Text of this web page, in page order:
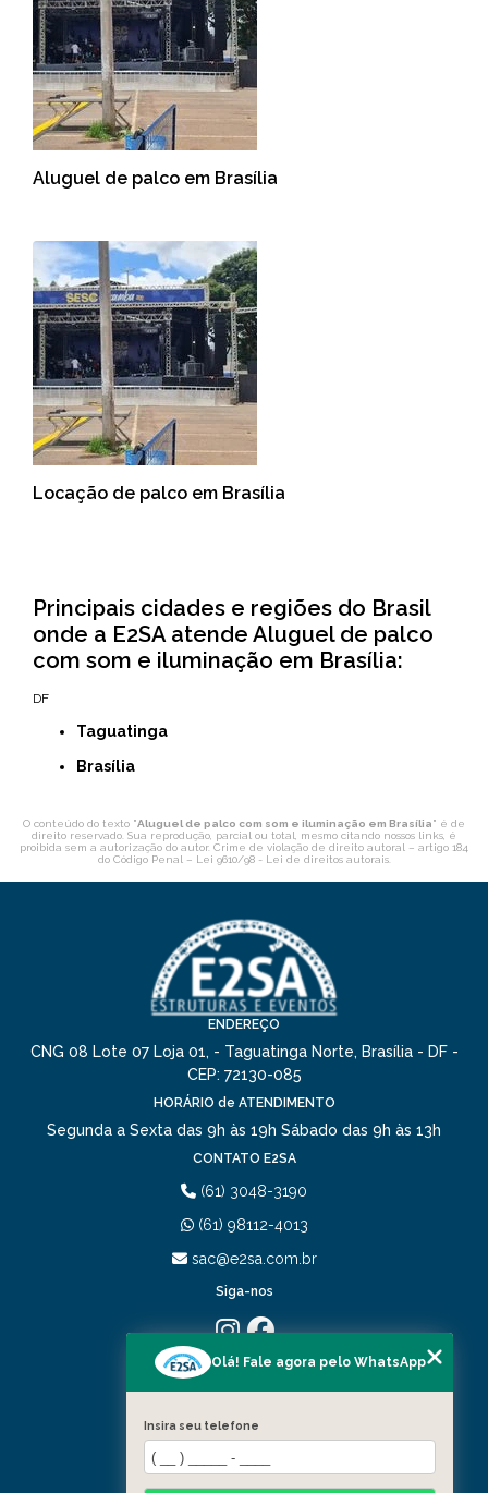
Aluguel de palco em Brasília
Locação de palco em Brasília
Principais cidades e regiões do Brasil
onde a E2SA atende Aluguel de palco
com som e iluminação em Brasília:
DF
Taguatinga
Brasília
O conteúdo do texto "Aluguel de palco com som e iluminação em Brasília" é de
direito reservado. Sua reprodução, parcial ou total, mesmo citando nossos links, é
proibida sem a autorização do autor. Crime de violação de direito autoral – artigo 184
do Código Penal – Lei 9610/98 - Lei de direitos autorais.
ENDEREÇO
CNG 08 Lote 07 Loja 01, - Taguatinga Norte, Brasília - DF -
CEP: 72130-085
HORÁRIO de ATENDIMENTO
Segunda a Sexta das 9h às 19h Sábado das 9h às 13h
CONTATO E2SA
(61) 3048-3190
(61) 98112-4013
sac@e2sa.com.br
Siga-nos
QUEM SOMOS
PORTIFÓLIO
SERVIÇOS
CONTATO
Olá! Fale agora pelo WhatsApp
Insira seu telefone